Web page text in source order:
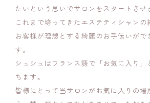
たいという思いでサロンをスタートさせ
これまで培ってきたエステティシャンの
お客様が理想とする綺麗のお手伝いがで
す。
シュシュはフランス語で「お気に入り」
ちます。
皆様にとって当サロンがお気に入りの場